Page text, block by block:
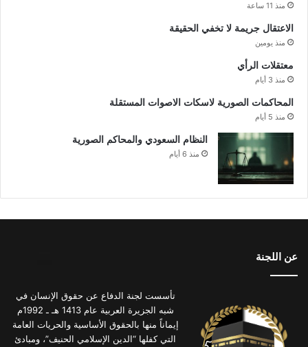
منذ 11 ساعة
الاعتقال جريمة لا تخفي الحقيقة
منذ يومين
معتقلات الرأي
منذ 3 أيام
المحاكمات الصورية لاسكات الاصوات المستقلة
منذ 5 أيام
النظام السعودي والمحاكم الصورية
منذ 6 أيام
عن اللجنة
تأسست لجنة الدفاع عن حقوق الإنسان في
شبه الجزيرة العربية عام 1413 هـ ـ 1992م
إيماناً منها بالحقوق الأساسية والحريات العامة
التي كفلها “الدين الإسلامي الحنيف”، ومبادئ